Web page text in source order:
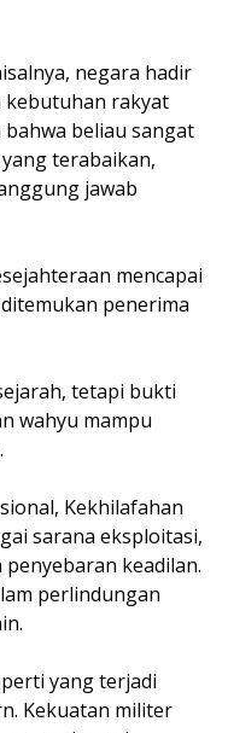
negara hadir
kebutuhan rakyat
beliau sangat
terabaikan,
jawab
mencapai
penerima
tetapi bukti
wahyu mampu
Kekhilafahan
sarana eksploitasi,
keadilan.
perlindungan
yang terjadi
Kekuatan militer